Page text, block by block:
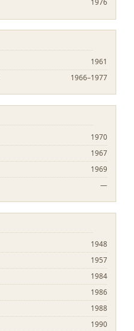
1961
1966–1977
1970
1967
1969
—
1948
1957
1984
1986
1988
1990